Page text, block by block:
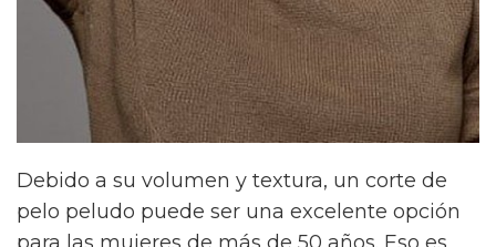
Debido a su volumen y textura, un corte de
pelo peludo puede ser una excelente opción